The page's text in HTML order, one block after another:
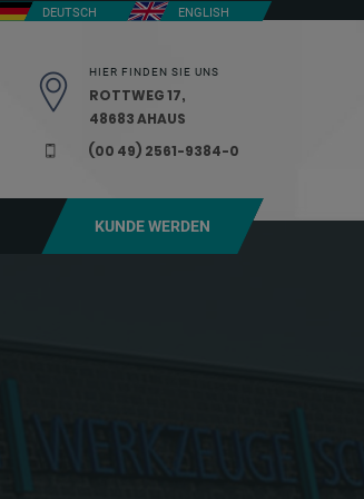
DEUTSCH ENGLISH
HIER FINDEN SIE UNS
ROTTWEG 17,
48683 AHAUS
(00 49) 2561-9384-0
KUNDE WERDEN